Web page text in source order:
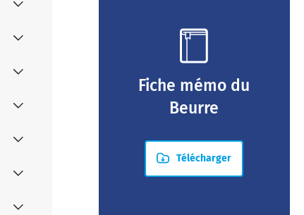
Fiche mémo du
Beurre
Télécharger